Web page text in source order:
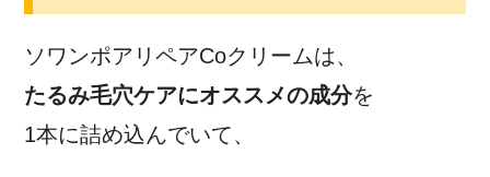
ソワンポアリペアCoクリームは、
たるみ毛穴ケアにオススメの成分を
1本に詰め込んでいて、